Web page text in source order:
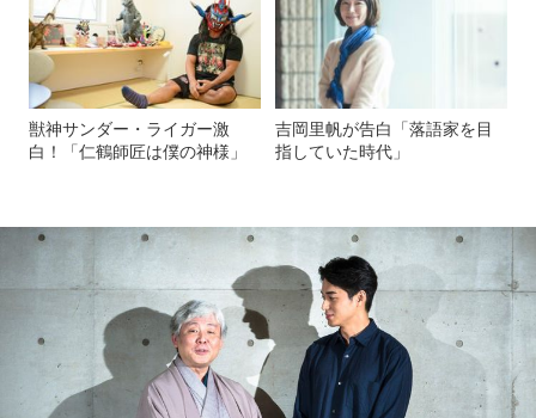
獣神サンダー・ライガー激
白！「仁鶴師匠は僕の神様」
吉岡里帆が告白「落語家を目
指していた時代」